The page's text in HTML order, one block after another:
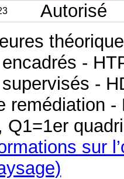
Autorisé
-
-
remédiation
Q1=1er
sur